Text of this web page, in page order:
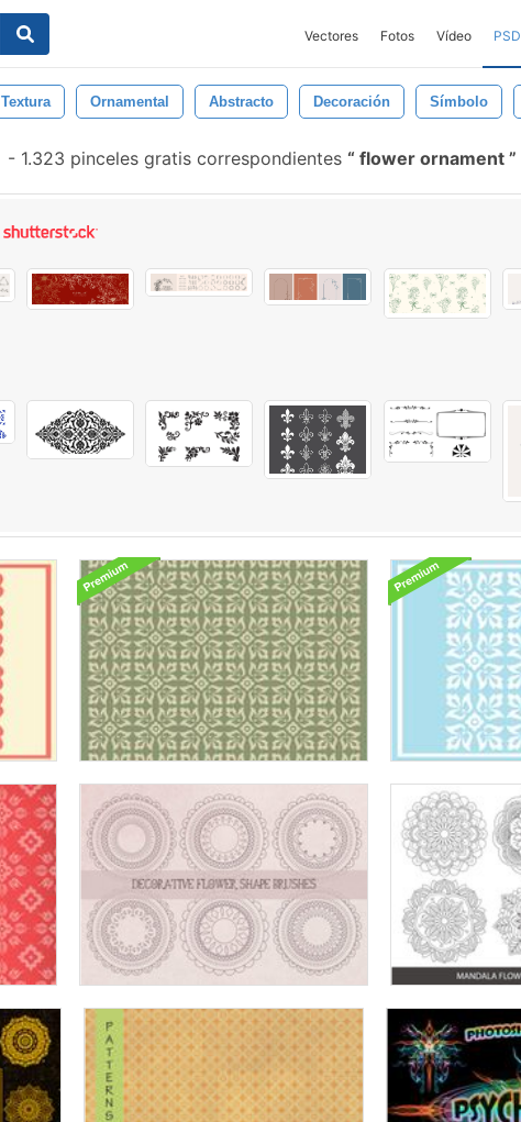
Vectores Fotos Vídeo PSD
Textura Ornamental Abstracto Decoración Símbolo
- 1.323 pinceles gratis correspondientes flower ornament